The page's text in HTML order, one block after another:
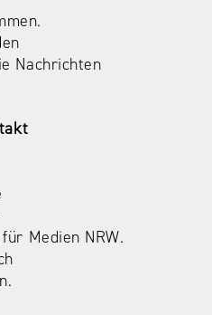
Nachrichten
Medien NRW.